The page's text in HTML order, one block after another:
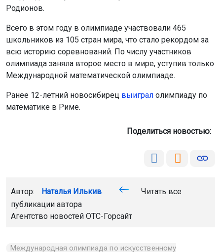
Автор: Наталья Илькив
Агентство новостейОТС-Горсайт
Международная олимпиада по искусственному
интеллекту
победа Новосибирск
Главная Новости Общество
Новосибирец вернулся с СВО
регион в отпуск, чтобы заключить брак, а затем вместе
с супругой Татьяной вернуться в зону боевых действий.
Сегодня, 8 августа, пара сыграет свадьбу.